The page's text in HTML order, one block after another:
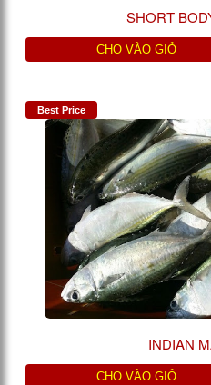
SHORT
CHO VÀO GIỎ
Best Price
INDIAN
CHO VÀO GIỎ